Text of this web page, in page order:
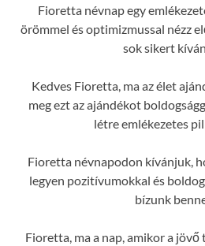
Fioretta névnap egy
örömmel és optimizmussal nézz
sok sikert
Kedves Fioretta, ma az élet
meg ezt az ajándékot
létre emlékezetes
Fioretta névnapodon kívánjuk,
legyen pozitívumokkal és
bízunk
Fioretta, ma a nap, amikor a